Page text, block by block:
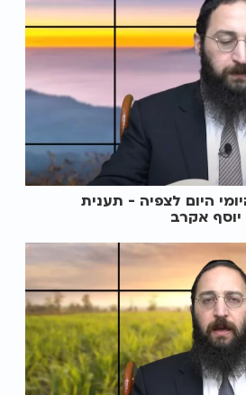
היום לצפיה - תענית
אקרב